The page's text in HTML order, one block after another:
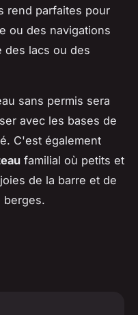
rend parfaites pour
ou des navigations
des lacs ou des
sans permis sera
avec les bases de
C'est également
familial où petits et
de la barre et de
berges.